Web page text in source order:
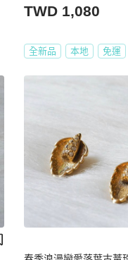
TWD 1,080
全新品 本地 免運